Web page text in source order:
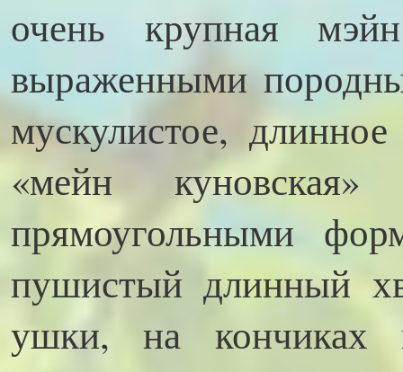
очень крупная
выраженными
мускулистое,
«мейн
прямоугольными
пушистый длинный
ушки, на кончиках